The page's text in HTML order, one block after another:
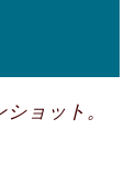
ョット。